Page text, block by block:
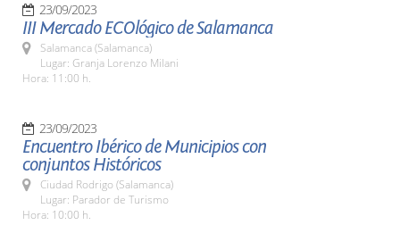
23/09/2023
III Mercado ECOlógico de Salamanca
Salamanca (Salamanca)
Lugar: Granja Lorenzo Milani
Hora: 11:00 h.
23/09/2023
Encuentro Ibérico de Municipios con
conjuntos Históricos
Ciudad Rodrigo (Salamanca)
Lugar: Parador de Turismo
Hora: 10:00 h.